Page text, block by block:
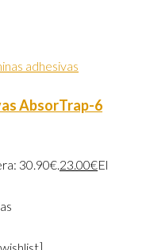
adhesivas
AbsorTrap-6
30.90€.23.00€El